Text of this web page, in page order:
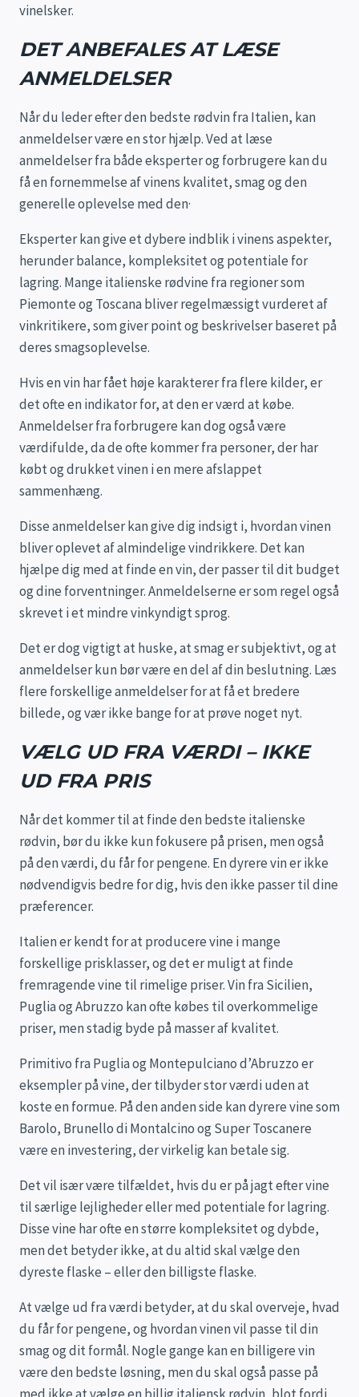
vinelsker.
DET ANBEFALES AT LÆSE
ANMELDELSER
Når du leder efter den bedste rødvin fra Italien, kan
anmeldelser være en stor hjælp. Ved at læse
anmeldelser fra både eksperter og forbrugere kan du
få en fornemmelse af vinens kvalitet, smag og den
generelle oplevelse med den·
Eksperter kan give et dybere indblik i vinens aspekter,
herunder balance, kompleksitet og potentiale for
lagring. Mange italienske rødvine fra regioner som
Piemonte og Toscana bliver regelmæssigt vurderet af
vinkritikere, som giver point og beskrivelser baseret på
deres smagsoplevelse.
Hvis en vin har fået høje karakterer fra flere kilder, er
det ofte en indikator for, at den er værd at købe.
Anmeldelser fra forbrugere kan dog også være
værdifulde, da de ofte kommer fra personer, der har
købt og drukket vinen i en mere afslappet
sammenhæng.
Disse anmeldelser kan give dig indsigt i, hvordan vinen
bliver oplevet af almindelige vindrikkere. Det kan
hjælpe dig med at finde en vin, der passer til dit budget
og dine forventninger. Anmeldelserne er som regel også
skrevet i et mindre vinkyndigt sprog.
Det er dog vigtigt at huske, at smag er subjektivt, og at
anmeldelser kun bør være en del af din beslutning. Læs
flere forskellige anmeldelser for at få et bredere
billede, og vær ikke bange for at prøve noget nyt.
VÆLG UD FRA VÆRDI – IKKE
UD FRA PRIS
Når det kommer til at finde den bedste italienske
rødvin, bør du ikke kun fokusere på prisen, men også
på den værdi, du får for pengene. En dyrere vin er ikke
nødvendigvis bedre for dig, hvis den ikke passer til dine
præferencer.
Italien er kendt for at producere vine i mange
forskellige prisklasser, og det er muligt at finde
fremragende vine til rimelige priser. Vin fra Sicilien,
Puglia og Abruzzo kan ofte købes til overkommelige
priser, men stadig byde på masser af kvalitet.
Primitivo fra Puglia og Montepulciano d’Abruzzo er
eksempler på vine, der tilbyder stor værdi uden at
koste en formue. På den anden side kan dyrere vine som
Barolo, Brunello di Montalcino og Super Toscanere
være en investering, der virkelig kan betale sig.
Det vil især være tilfældet, hvis du er på jagt efter vine
til særlige lejligheder eller med potentiale for lagring.
Disse vine har ofte en større kompleksitet og dybde,
men det betyder ikke, at du altid skal vælge den
dyreste flaske – eller den billigste flaske.
At vælge ud fra værdi betyder, at du skal overveje, hvad
du får for pengene, og hvordan vinen vil passe til din
smag og dit formål. Nogle gange kan en billigere vin
være den bedste løsning, men du skal også passe på
med ikke at vælge en billig italiensk rødvin, blot fordi